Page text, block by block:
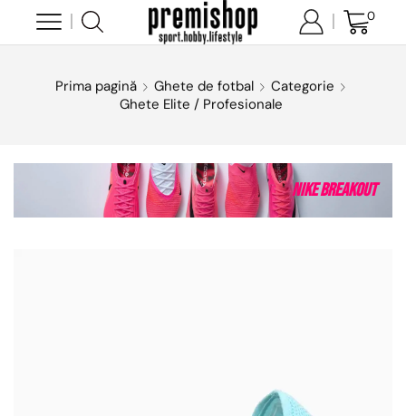
0
Prima pagină Ghete de fotbal
Categorie
Ghete Elite / Profesionale
Nike Breakout